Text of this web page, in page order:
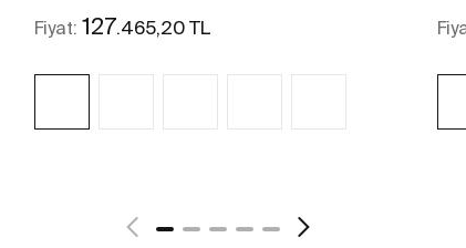
Fiyat: 127 .465,20 TL